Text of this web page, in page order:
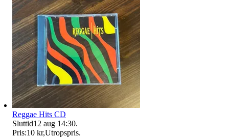
Reggae Hits CD
Sluttid12 aug 14:30.
Pris:10 kr,Utropspris.